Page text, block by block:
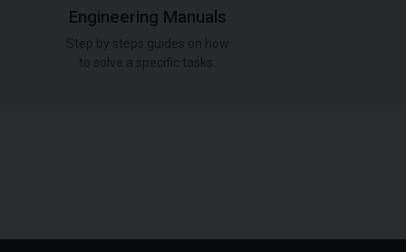
Engineering Manuals